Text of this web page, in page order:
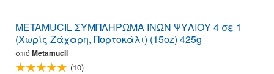
METAMUCIL ΣΥΜΠΛΗΡΩΜΑ ΙΝΩΝ ΨΥΛΙΟΥ 4 σε 1
(Χωρίς Ζάχαρη, Πορτοκάλι) (15oz) 425g
από Metamucil
(10)